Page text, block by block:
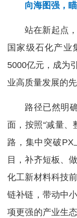
向海图强，
站在新起点
国家级石化产业
5000亿元，成为
业高质量发展的
路径已然明
面，按照“减量、
路，集中突破
目，补齐短板、
化工新材料科技
链补链，带动中
项更强的产业生